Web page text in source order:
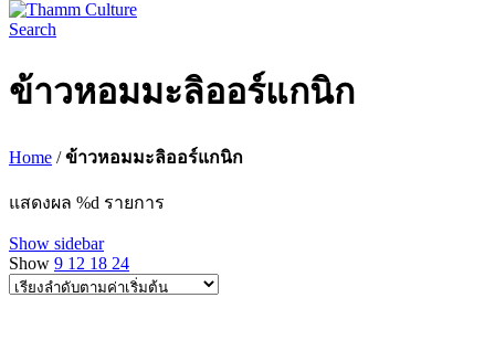
Search
ข้าวหอมมะลิออร์แกนิก
Home /ข้าวหอมมะลิออร์แกนิก
แสดงผล %d รายการ
Show sidebar
Show 9 12 18 24